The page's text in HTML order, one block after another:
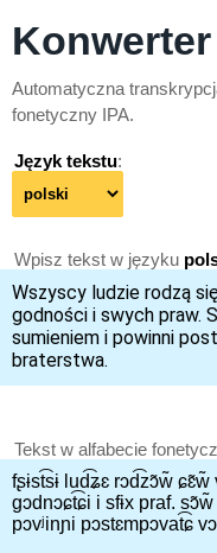
Konwerter
Automatyczna
fonetyczny IPA.
Język tekstu:
Wpisz tekst w języku
Tekst w alfabecie